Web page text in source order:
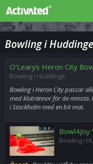
Bowling i Huddinge
O'Learys Heron City
Bowling i Huddinge
Bowling i Heron City passar
med klotrännor för de minsta.
i Stockholm med en bit mat.
Bowl4Joy
Bowling i